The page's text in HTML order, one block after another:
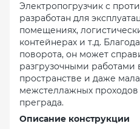
Электропогрузчик с
разработан для
помещениях,
контейнерах и т.д.
поворота, он может
разгрузочными работами
пространстве и даже
межстеллажных проходов
преграда.
Описание конструкции